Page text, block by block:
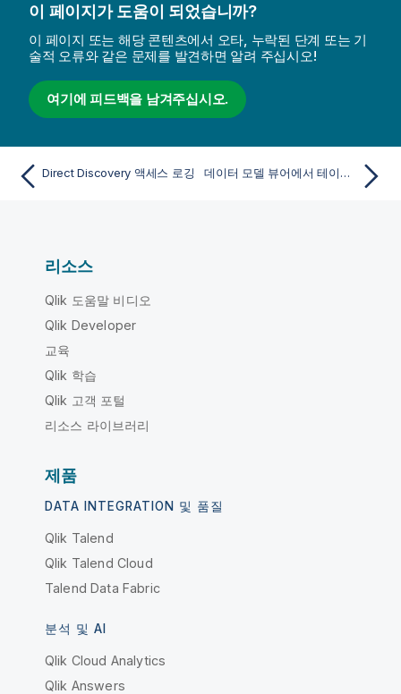
이 페이지가 도움이 되었습니까?
이 페이지 또는 해당 콘텐츠에서 오타, 누락된 단계 또는 기
술적 오류와 같은 문제를 발견하면 알려 주십시오!
여기에 피드백을 남겨주십시오.
Direct Discovery 액세스 로깅 데이터 모델 뷰어에서 테이블 및 필드 미리 보기
리소스
Qlik 도움말 비디오
Qlik Developer
교육
Qlik 학습
Qlik 고객 포털
리소스 라이브러리
제품
DATA INTEGRATION 및 품질
Qlik Talend
Qlik Talend Cloud
Talend Data Fabric
분석 및 AI
Qlik Cloud Analytics
Qlik Answers